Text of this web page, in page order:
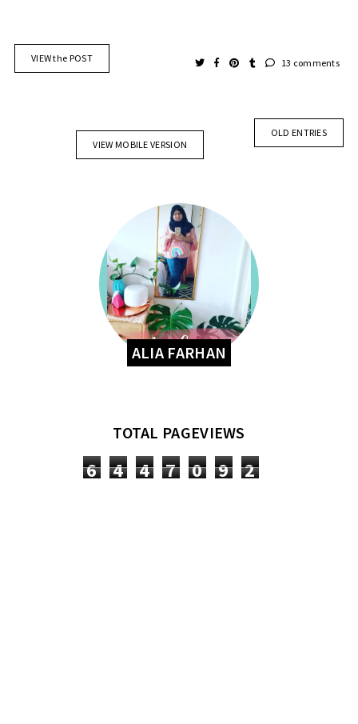
VIEW the POST 13 comments
OLD ENTRIES
VIEW MOBILE VERSION
ALIA FARHAN
TOTAL PAGEVIEWS
6 4 4 7 0 9 2